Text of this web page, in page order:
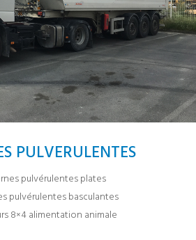
PULVERULENTES
pulvérulentes plates
pulvérulentes basculantes
8×4 alimentation animale